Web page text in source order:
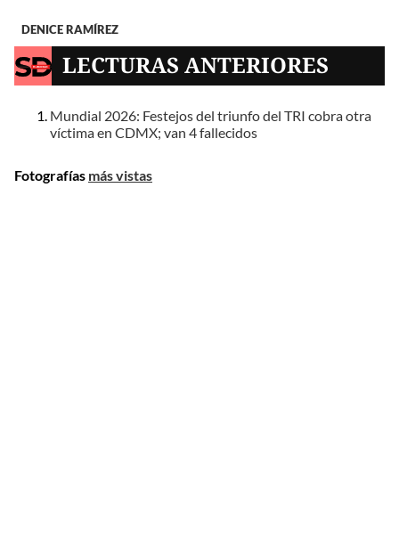
DENICE RAMÍREZ
LECTURAS ANTERIORES
Mundial 2026: Festejos del triunfo del TRI cobra otra
víctima en CDMX; van 4 fallecidos
Fotografías más vistas